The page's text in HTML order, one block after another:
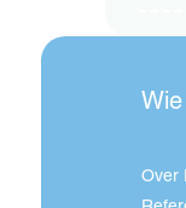
Wie
Over